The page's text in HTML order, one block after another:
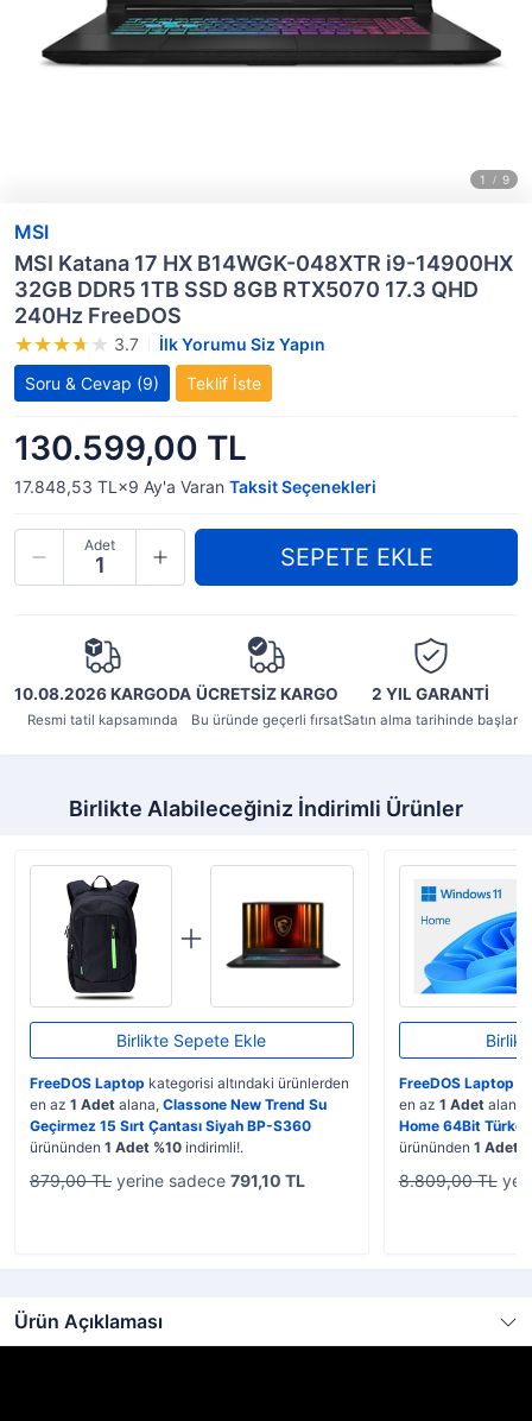
MSI
MSI Katana 17 HX B14WGK-048XTR i9-14900HX
32GB DDR5 1TB SSD 8GB RTX5070 17.3 QHD
240Hz FreeDOS
3.7
İlk Yorumu Siz Yapın
Soru & Cevap (9) Teklif İste
130.599,00 TL
17.848,53 TL×9 Ay'a Varan Taksit Seçenekleri
Adet
10.08.2026 KARGODA
Resmi tatil kapsamında
ÜCRETSİZ KARGO
Bu üründe geçerli fırsat
2 YILGARANTİ
Satın alma tarihinde başlar
Birlikte Alabileceğiniz İndirimli Ürünler
Birlikte Sepete Ekle
FreeDOS Laptop kategorisi altındaki ürünlerden
en az 1 Adet alana, Classone New Trend Su
Geçirmez 15 Sırt Çantası Siyah BP-S360
ürününden 1 Adet %10 indirimli!.
879,00 TL yerine sadece 791,10 TL
FreeDOS Laptop
en az 1 Adetalana,
Home 64Bit
ürününden 1 Adet
8.809,00 TL
Ürün Açıklaması